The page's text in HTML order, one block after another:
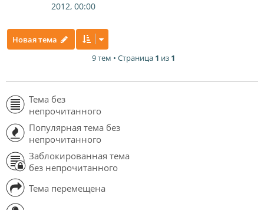
2012, 00:00
Новая тема
9 тем • Страница 1 из 1
Тема без
непрочитанного
Популярная тема без
непрочитанного
Заблокированная тема
без непрочитанного
Тема перемещена